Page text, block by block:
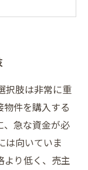
択肢は非常に重
物件を購入する
、急な資金が必
は向いていま
より低く、売主